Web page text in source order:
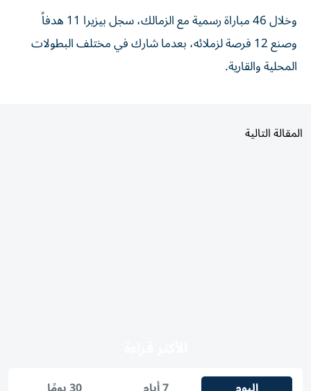
وخلال 46 مباراة رسمية مع الزمالك، سجل بيزيرا 11 هدفاً
وصنع 12 فرصة لزملائه، بعدما شارك في مختلف البطولات
المحلية والقارية.
المقالة التالية